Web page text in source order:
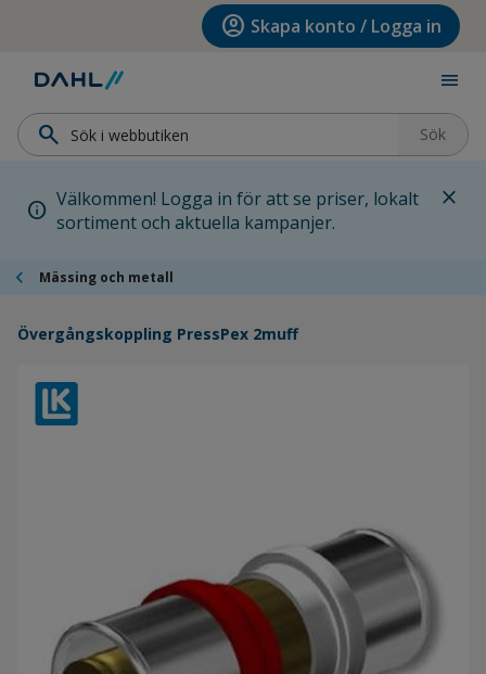
Hoppa till huvudinnehållet account_circle Skapa konto / Logga in
menu
search Sök
info Välkommen! Logga in för att se priser, lokalt
sortiment och aktuella kampanjer.
close
chevron_left Mässing och metall
Övergångskoppling PressPex 2muff